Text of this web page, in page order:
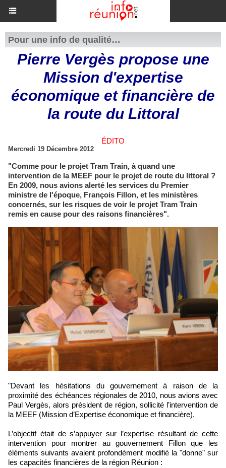
Pour une info de qualité…
Pierre Vergès propose une
Mission d'expertise
économique et financière de
la route du Littoral
ÉDITO
Mercredi 19 Décembre 2012
"Comme pour le projet Tram Train, à quand une
intervention de la MEEF pour le projet de route du littoral ?
En 2009, nous avions alerté les services du Premier
ministre de l'époque, François Fillon, et les ministères
concernés, sur les risques de voir le projet Tram Train
remis en cause pour des raisons financières".
"Devant les hésitations du gouvernement à raison de la
proximité des échéances régionales de 2010, nous avions avec
Paul Vergès, alors président de région, sollicité l’intervention de
la MEEF (Mission d’Expertise économique et financière).
L’objectif était de s’appuyer sur l’expertise résultant de cette
intervention pour montrer au gouvernement Fillon que les
éléments suivants avaient profondément modifié la "donne" sur
les capacités financières de la région Réunion :